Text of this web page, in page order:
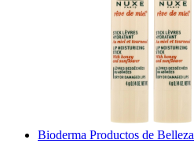
Bioderma Productos de Belleza